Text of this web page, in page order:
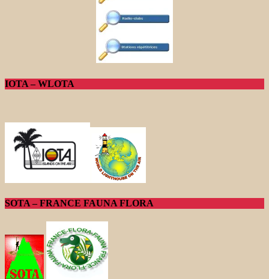
IOTA – WLOTA
SOTA – FRANCE FAUNA FLORA